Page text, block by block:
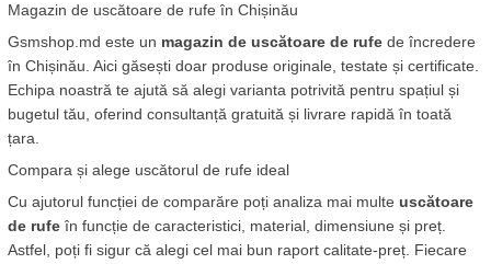
Magazin de uscătoare de rufe în Chișinău
Gsmshop.md este un magazin de uscătoare de rufe de încredere
în Chișinău. Aici găsești doar produse originale, testate și certificate.
Echipa noastră te ajută să alegi varianta potrivită pentru spațiul și
bugetul tău, oferind consultanță gratuită și livrare rapidă în toată
țara.
Compara și alege uscătorul de rufe ideal
Cu ajutorul funcției de comparăre poți analiza mai multe uscătoare
de rufe în funcție de caracteristici, material, dimensiune și preț.
Astfel, poți fi sigur că alegi cel mai bun raport calitate-preț. Fiecare